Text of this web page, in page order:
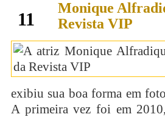
11
Monique
Revista VIP
exibiu sua boa forma em
A primeira vez foi em